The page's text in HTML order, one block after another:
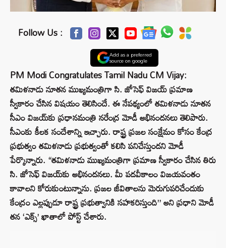
Follow Us :
Add as a preferred
source on google
PM Modi Congratulates Tamil Nadu CM Vijay:
తమిళనాడు నూతన ముఖ్యమంత్రిగా సి. జోసెఫ్ విజయ్‌ ప్రమాణ
స్వీకారం చేసిన విషయం తెలిసిందే. ఈ నేపథ్యంలో తమిళనాడు నూతన
సీఎం విజయ్‌కు ప్రధానమంత్రి నరేంద్ర మోడీ అభినందనలు తెలిపారు.
సీఎంకు కీలక సందేశాన్ని ఇచ్చారు. రాష్ట్ర ప్రజల సంక్షేమం కోసం కేంద్ర
ప్రభుత్వం తమిళనాడు ప్రభుత్వంతో కలిసి పనిచేస్తుందని మోడీ
పేర్కొన్నారు. “తమిళనాడు ముఖ్యమంత్రిగా ప్రమాణ స్వీకారం చేసిన తిరు
సి. జోసెఫ్ విజయ్‌కు అభినందనలు. మీ పదవీకాలం విజయవంతం
కావాలని కోరుకుంటున్నాను. ప్రజల జీవితాలను మెరుగుపరిచేందుకు
కేంద్రం ఎల్లప్పుడూ రాష్ట్ర ప్రభుత్వానికి సహకరిస్తుంది” అని ప్రధాని మోడీ
తన ‘ఎక్స్’ ఖాతాలో పోస్ట్ చేశారు.